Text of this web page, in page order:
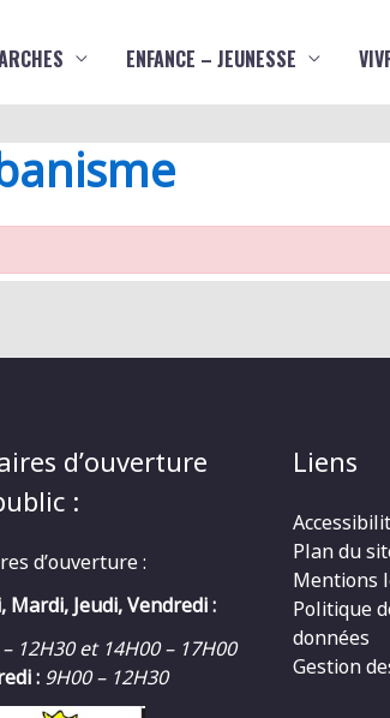
ENFANCE – JEUNESSE
d’ouverture
:
d’ouverture :
Mardi, Jeudi, Vendredi :
12H30 et 14H00 – 17H00
: 9H00 – 12H30
Liens
Plan du
Mentions
Politique
données
Gestion